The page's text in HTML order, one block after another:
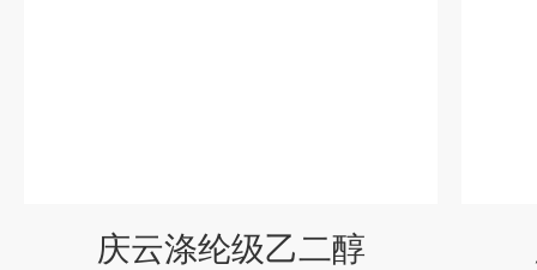
庆云涤纶级乙二醇